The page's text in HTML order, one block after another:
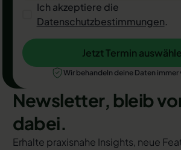
Ich akzeptiere die
Datenschutzbestimmungen.
Jetzt Termin auswählen
Jetzt Termin
Wir behandeln deine Daten
Newsletter, bleib
dabei.
Erhalte praxisnahe Insights, neue